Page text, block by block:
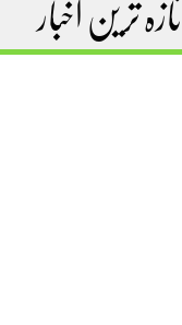
تازہ ترین اخبار